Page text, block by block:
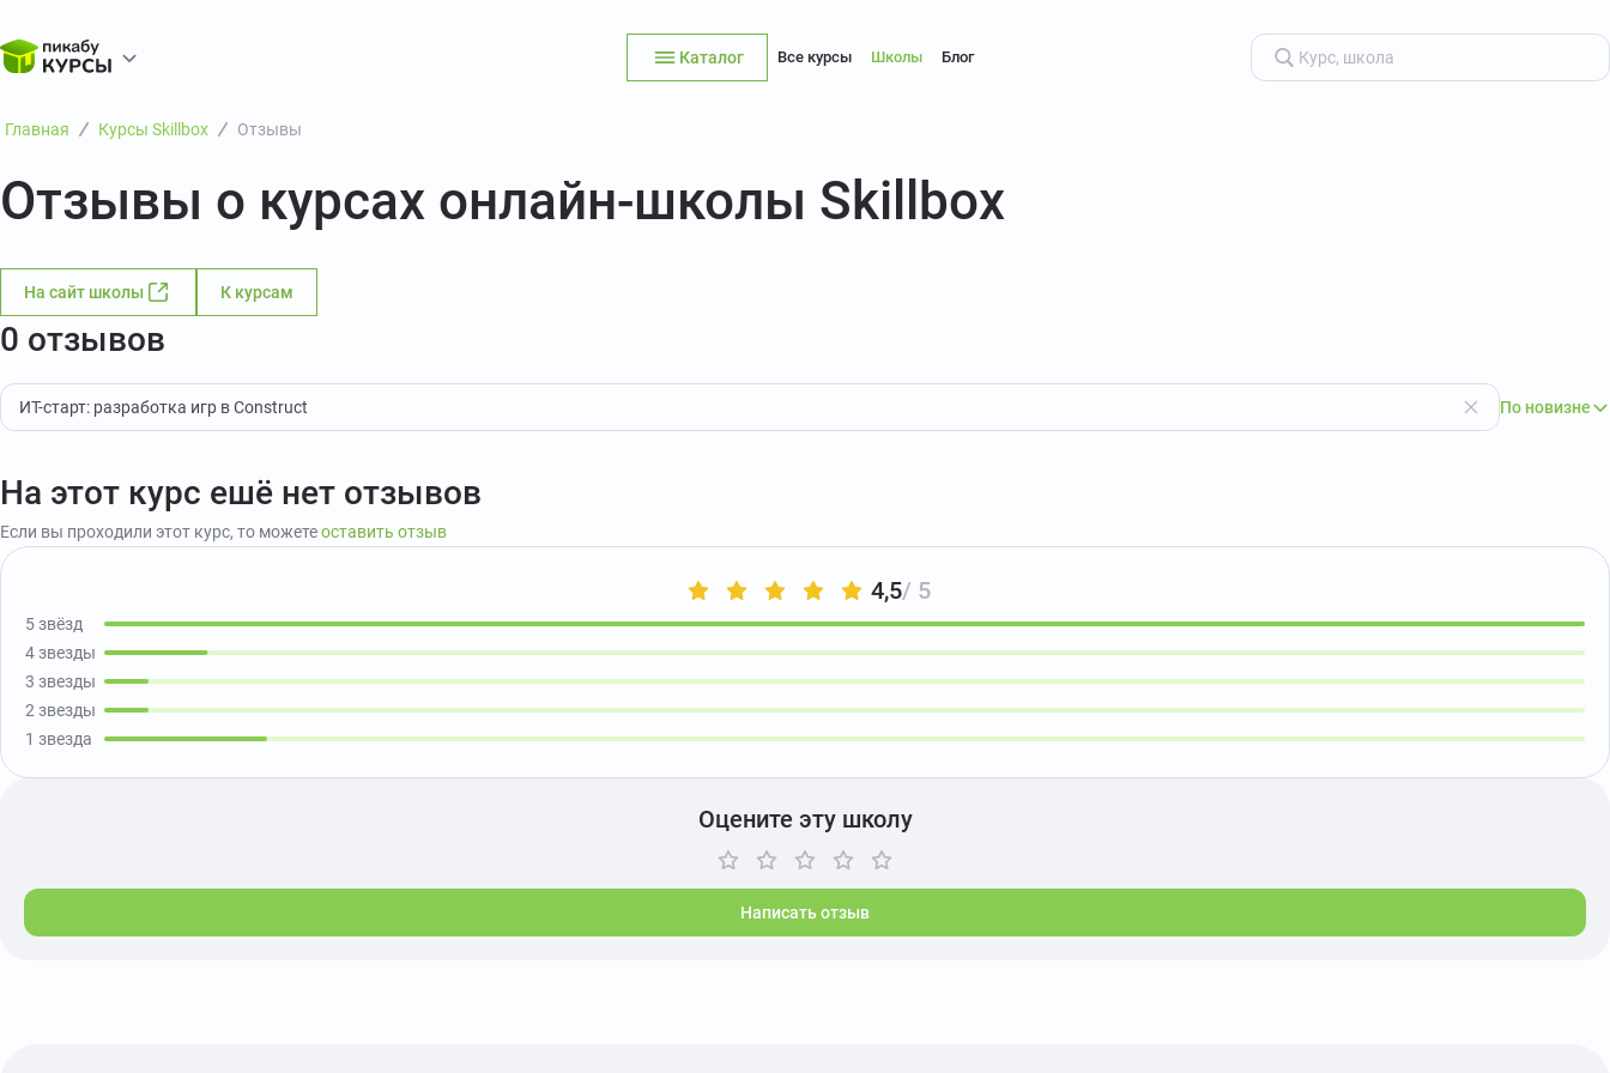
Каталог Все курсы Школы Блог
Главная Курсы Skillbox Отзывы
Отзывы о курсах онлайн-школы Skillbox
На сайт школы К курсам
0 отзывов
ИТ-старт: разработка игр в Construct По новизне
На этот курс ешё нет отзывов
Если вы проходили этот курс, то можетеоставить отзыв
4,5/ 5
5 звёзд
4 звезды
3 звезды
2 звезды
1 звезда
Оцените эту школу
Написать отзыв